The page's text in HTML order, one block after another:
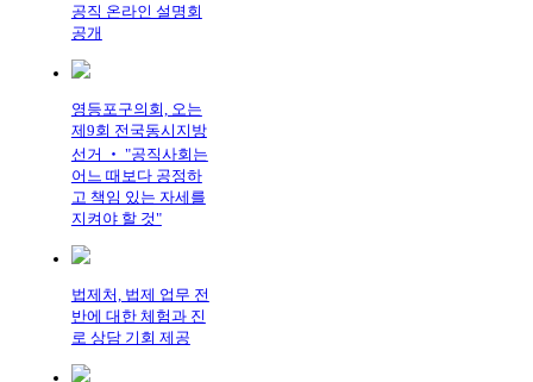
공직 온라인 설명회
공개
영등포구의회, 오는
제9회 전국동시지방
선거 ‧ "공직사회는
어느 때보다 공정하
고 책임 있는 자세를
지켜야 할 것"
법제처, 법제 업무 전
반에 대한 체험과 진
로 상담 기회 제공